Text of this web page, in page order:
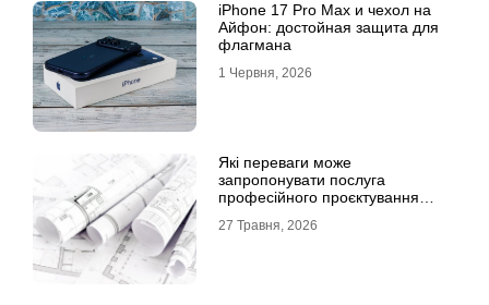
iPhone 17 Pro Max и чехол на
Айфон: достойная защита для
флагмана
1 Червня, 2026
Які переваги може
запропонувати послуга
професійного проєктування
27 Травня, 2026